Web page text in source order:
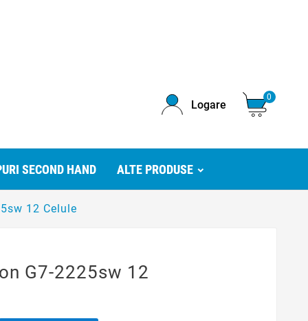
Logare
0
SECOND HAND ALTE PRODUSE
12 Celule
G7-2225sw 12